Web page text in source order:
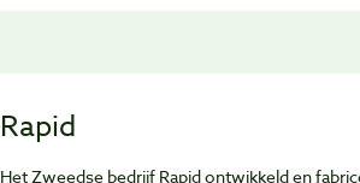
Rapid
Het Zweedse bedrijf Rapid ontwikkeld en